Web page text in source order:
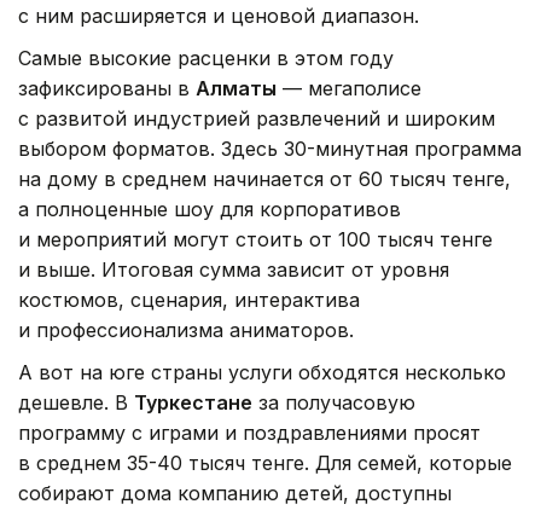
с ним расширяется и ценовой диапазон.
Самые высокие расценки в этом году
зафиксированы в Алматы — мегаполисе
с развитой индустрией развлечений и широким
выбором форматов. Здесь 30-минутная программа
на дому в среднем начинается от 60 тысяч тенге,
а полноценные шоу для корпоративов
и мероприятий могут стоить от 100 тысяч тенге
и выше. Итоговая сумма зависит от уровня
костюмов, сценария, интерактива
и профессионализма аниматоров.
А вот на юге страны услуги обходятся несколько
дешевле. В Туркестане за получасовую
программу с играми и поздравлениями просят
в среднем 35-40 тысяч тенге. Для семей, которые
собирают дома компанию детей, доступны